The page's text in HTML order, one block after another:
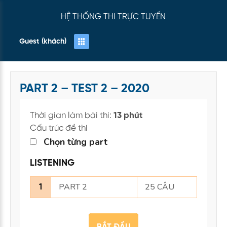
HỆ THỐNG THI TRỰC TUYẾN
Guest (khách)
PART 2 – TEST 2 – 2020
Thời gian làm bài thi: 13 phút
Cấu trúc đề thi
Chọn từng part
LISTENING
1 PART 2 25 CÂU